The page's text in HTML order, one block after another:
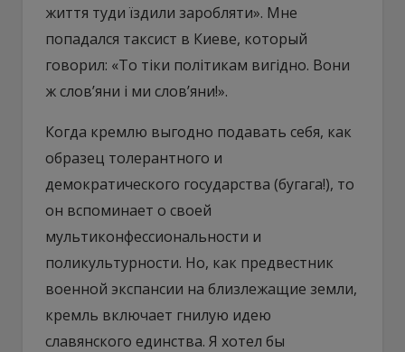
життя туди їздили заробляти». Мне
попадался таксист в Киеве, который
говорил: «То тіки політикам вигідно. Вони
ж слов’яни і ми слов’яни!».
Когда кремлю выгодно подавать себя, как
образец толерантного и
демократического государства (бугага!), то
он вспоминает о своей
мультиконфессиональности и
поликультурности. Но, как предвестник
военной экспансии на близлежащие земли,
кремль включает гнилую идею
славянского единства. Я хотел бы